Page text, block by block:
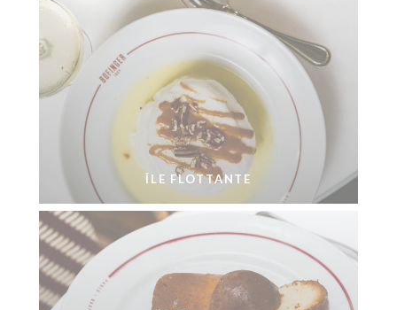
ÎLE FLOTTANTE